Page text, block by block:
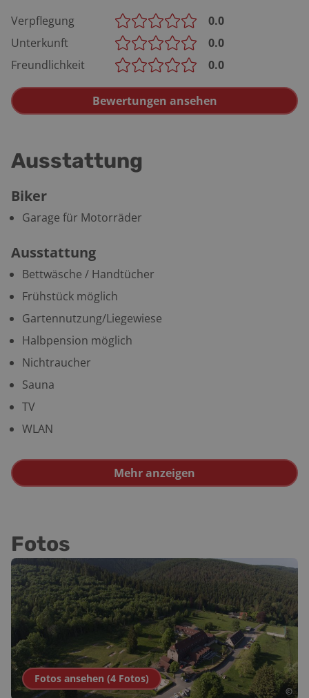
Verpflegung
0.0
Unterkunft
0.0
Freundlichkeit
0.0
Bewertungen ansehen
Ausstattung
Biker
Garage für Motorräder
Ausstattung
Bettwäsche / Handtücher
Frühstück möglich
Gartennutzung/Liegewiese
Halbpension möglich
Nichtraucher
Sauna
TV
WLAN
Mehr anzeigen
Fotos
©
Fotos ansehen (4 Fotos)